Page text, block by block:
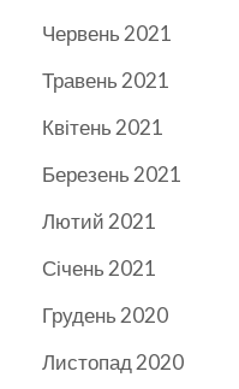
Червень 2021
Травень 2021
Квітень 2021
Березень 2021
Лютий 2021
Січень 2021
Грудень 2020
Листопад 2020